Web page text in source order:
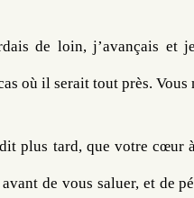
de loin, j’avançais et
où il serait tout près. Vous
plus tard, que votre cœur
de vous saluer, et de